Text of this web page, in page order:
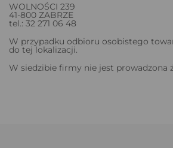
WOLNOŚCI 239
41-800 ZABRZE
tel.: 32 271 06 48
W przypadku odbioru osobistego
do tej lokalizacji.
W siedzibie firmy nie jest prowadzona